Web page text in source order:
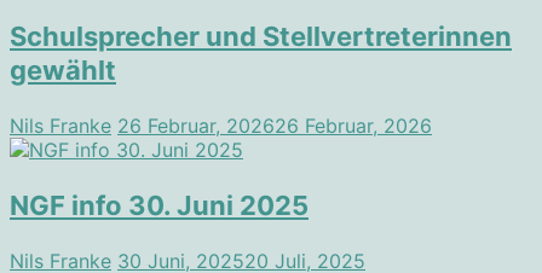
Schulsprecher und Stellvertreterinnen
gewählt
Nils Franke 26 Februar, 202626 Februar, 2026
NGF info 30. Juni 2025
Nils Franke 30 Juni, 202520 Juli, 2025